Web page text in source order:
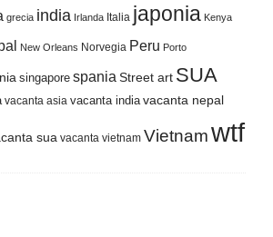
grecia india Irlanda Italia japonia Kenya
New Orleans Norvegia Peru Porto
singapore spania Street art SUA
vacanta asia vacanta india vacanta nepal
sua vacanta vietnam Vietnamwtf